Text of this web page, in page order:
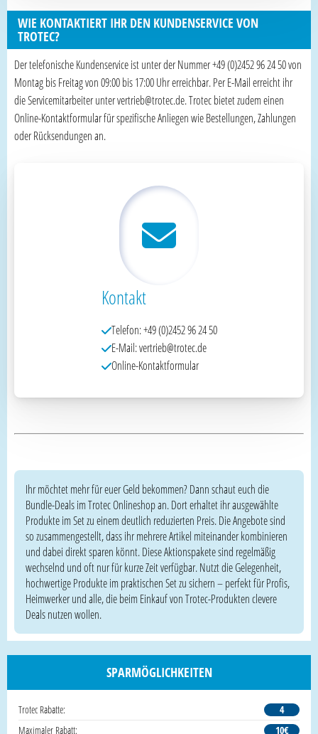
WIE KONTAKTIERT IHR DEN KUNDENSERVICE VON
TROTEC?
Der telefonische Kundenservice ist unter der Nummer +49 (0)2452 96 24 50 von
Montag bis Freitag von 09:00 bis 17:00 Uhr erreichbar. Per E-Mail erreicht ihr
die Servicemitarbeiter unter vertrieb@trotec.de. Trotec bietet zudem einen
Online-Kontaktformular für spezifische Anliegen wie Bestellungen, Zahlungen
oder Rücksendungen an.
Kontakt
Telefon: +49 (0)2452 96 24 50
E-Mail: vertrieb@trotec.de
Online-Kontaktformular
Ihr möchtet mehr für euer Geld bekommen? Dann schaut euch die
Bundle-Deals im Trotec Onlineshop an. Dort erhaltet ihr ausgewählte
Produkte im Set zu einem deutlich reduzierten Preis. Die Angebote sind
so zusammengestellt, dass ihr mehrere Artikel miteinander kombinieren
und dabei direkt sparen könnt. Diese Aktionspakete sind regelmäßig
wechselnd und oft nur für kurze Zeit verfügbar. Nutzt die Gelegenheit,
hochwertige Produkte im praktischen Set zu sichern – perfekt für Profis,
Heimwerker und alle, die beim Einkauf von Trotec-Produkten clevere
Deals nutzen wollen.
SPARMÖGLICHKEITEN
Trotec Rabatte:
4
Maximaler Rabatt:
10€